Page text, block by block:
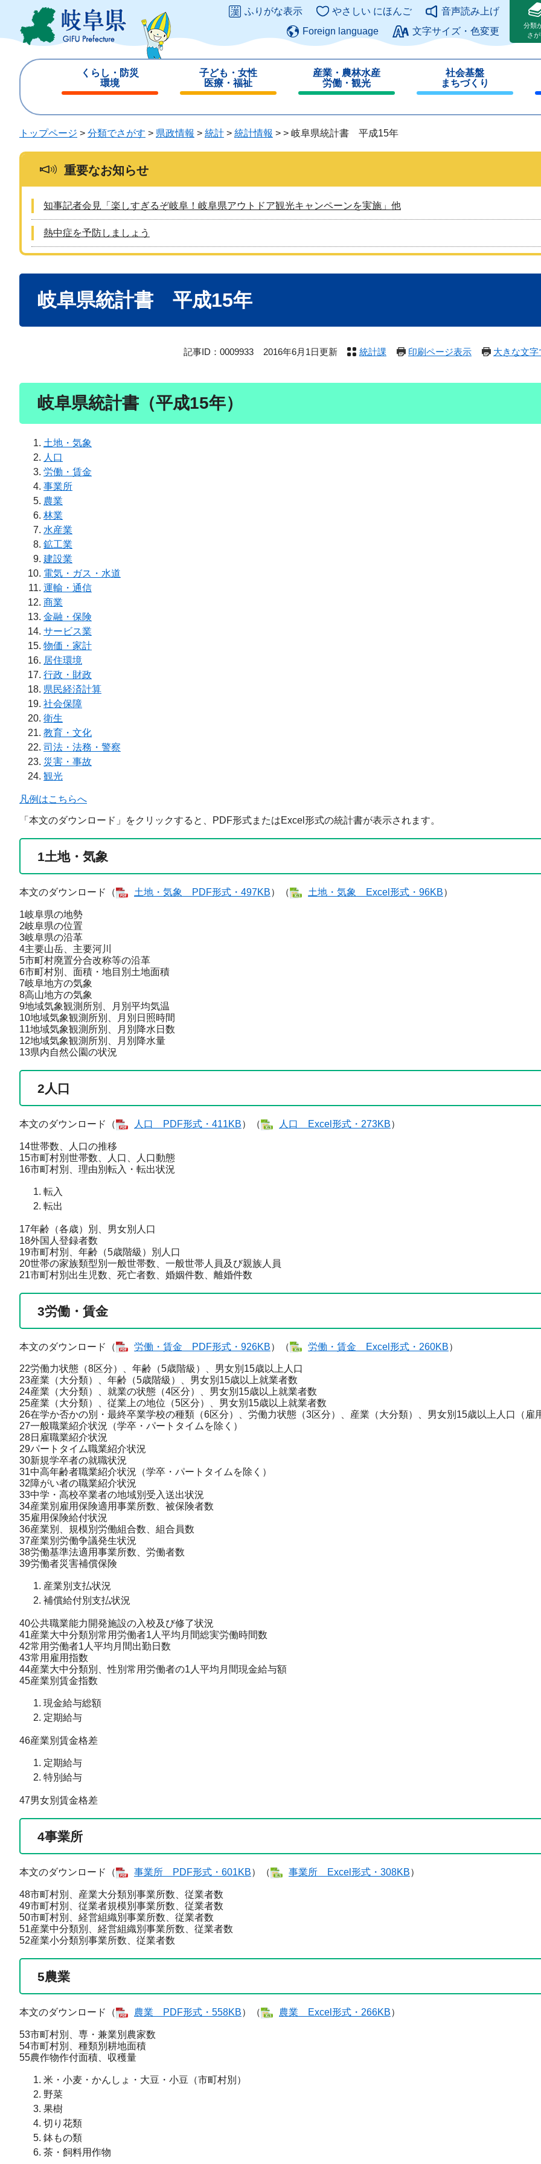
ジ
ュ
このページの本文へ
ふりがな表示 やさしい にほんご
音声読み上げ
Foreign language
文字サイズ・色変更
分類
さ
くらし・防災
環境
じ
子ども・女性
医療・福祉
じ
る
産業・農林水産
労働・観光
じ
る
社会基盤
まちづくり
じ
トップページ > 分類でさがす > 県政情報 > 統計 > 統計情報 > > 岐阜県統計書 平成15年
重要なお知らせ
知事記者会見「楽しすぎるぞ岐阜！岐阜県アウトドア観光キャンペーンを実施」他
熱中症を予防しましょう
岐阜県統計書 平成15年
記事ID：0009933 2016年6月1日更新 統計課 印刷ページ表示 大きな文
岐阜県統計書（平成15年）
土地・気象
人口
労働・賃金
事業所
農業
林業
水産業
鉱工業
建設業
電気・ガス・水道
運輸・通信
商業
金融・保険
サービス業
物価・家計
居住環境
行政・財政
県民経済計算
社会保障
衛生
教育・文化
司法・法務・警察
災害・事故
観光
凡例はこちらへ
「本文のダウンロード」をクリックすると、PDF形式またはExcel形式の統計書が表示されます。
1土地・気象
本文のダウンロード（ 土地・気象​ PDF形式・497KB）（ 土地・気象 ​Excel形式・96KB）
1岐阜県の地勢
2岐阜県の位置
3岐阜県の沿革
4主要山岳、主要河川
5市町村廃置分合改称等の沿革
6市町村別、面積・地目別土地面積
7岐阜地方の気象
8高山地方の気象
9地域気象観測所別、月別平均気温
10地域気象観測所別、月別日照時間
11地域気象観測所別、月別降水日数
12地域気象観測所別、月別降水量
13県内自然公園の状況
2 人口
本文のダウンロード（ 人口 ​PDF形式・411KB）（ 人口 ​Excel形式・273KB）
14世帯数、人口の推移
15市町村別世帯数、人口、人口動態
16市町村別、理由別転入・転出状況
転入
転出
17年齢（各歳）別、男女別人口
18外国人登録者数
19市町村別、年齢（5歳階級）別人口
20世帯の家族類型別一般世帯数、一般世帯人員及び親族人員
21市町村別出生児数、死亡者数、婚姻件数、離婚件数
3労働・賃金
本文のダウンロード（ 労働・賃金​ PDF形式・926KB）（ 労働・賃金​ Excel形式・260KB）
22労働力状態（8区分）、年齢（5歳階級）、男女別15歳以上人口
23産業（大分類）、年齢（5歳階級）、男女別15歳以上就業者数
24産業（大分類）、就業の状態（4区分）、男女別15歳以上就業者数
25産業（大分類）、従業上の地位（5区分）、男女別15歳以上就業者数
26在学か否かの別・最終卒業学校の種類（6区分）、労働力状態（3区分）、産業（大分類）、男女別15歳以上人口（雇
27一般職業紹介状況（学卒・パートタイムを除く）
28日雇職業紹介状況
29パートタイム職業紹介状況
30新規学卒者の就職状況
31中高年齢者職業紹介状況（学卒・パートタイムを除く）
32障がい者の職業紹介状況
33中学・高校卒業者の地域別受入送出状況
34産業別雇用保険適用事業所数、被保険者数
35雇用保険給付状況
36産業別、規模別労働組合数、組合員数
37産業別労働争議発生状況
38労働基準法適用事業所数、労働者数
39労働者災害補償保険
産業別支払状況
補償給付別支払状況
40公共職業能力開発施設の入校及び修了状況
41産業大中分類別常用労働者1人平均月間総実労働時間数
42常用労働者1人平均月間出勤日数
43常用雇用指数
44産業大中分類別、性別常用労働者の1人平均月間現金給与額
45産業別賃金指数
現金給与総額
定期給与
46産業別賃金格差
定期給与
特別給与
47男女別賃金格差
4事業所
本文のダウンロード（ 事業所​ PDF形式・601KB）（ 事業所 ​Excel形式・308KB）
48市町村別、産業大分類別事業所数、従業者数
49市町村別、従業者規模別事業所数、従業者数
50市町村別、経営組織別事業所数、従業者数
51産業中分類別、経営組織別事業所数、従業者数
52産業小分類別事業所数、従業者数
5農業
本文のダウンロード（ 農業 ​PDF形式・558KB）（ 農業 ​Excel形式・266KB）
53市町村別、専・兼業別農家数
54市町村別、種類別耕地面積
55農作物作付面積、収穫量
米・小麦・かんしょ・大豆・小豆（市町村別）
野菜
果樹
切り花類
鉢もの類
茶・飼料用作物